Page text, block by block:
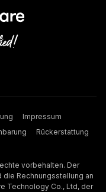
Impressum
Rückerstattung
vorbehalten. Der
Rechnungsstellung an
Technology Co., Ltd, der